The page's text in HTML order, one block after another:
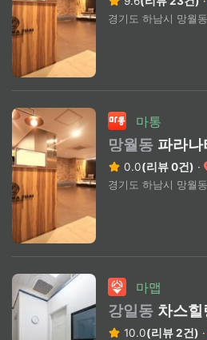
경기도 하남시 망월
마통
망월동 파라
0.0(리뷰 0건) ·
경기도 하남시 망월
마맵
강일동 차스힐
10.0(리뷰 2건) ·